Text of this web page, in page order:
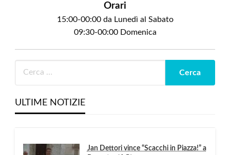
Orari
15:00-00:00 da Lunedì al Sabato
09:30-00:00 Domenica
ULTIME NOTIZIE
Jan Dettori vince “Scacchi in Piazza!” a